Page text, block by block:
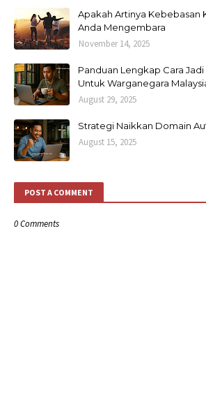
Apakah Artinya Kebebasan
Anda Mengembara
November 14, 2025
Panduan Lengkap Cara
Untuk Warganegara
August 29, 2025
Strategi Naikkan Domain
August 15, 2025
POST A COMMENT
0 Comments